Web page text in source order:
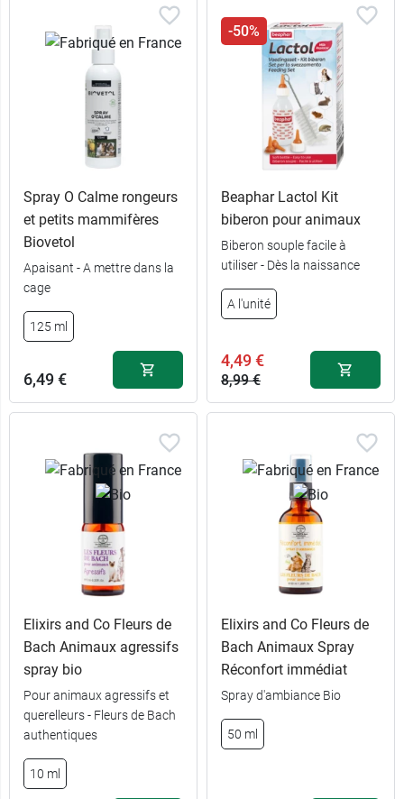
Spray O Calme rongeurs
et petits mammifères
Biovetol
Apaisant - A mettre dans la
cage
125 ml
6,49 €
-50%
Beaphar Lactol Kit
biberon pour animaux
Biberon souple facile à
utiliser - Dès la naissance
A l'unité
4,49 €
8,99 €
Elixirs and Co Fleurs de
Bach Animaux agressifs
spray bio
Pour animaux agressifs et
querelleurs - Fleurs de Bach
authentiques
10 ml
Elixirs and Co Fleurs de
Bach Animaux Spray
Réconfort immédiat
Spray d'ambiance Bio
50 ml